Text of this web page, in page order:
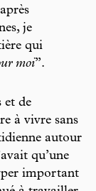
je
qui
moi”.
et de
à vivre sans
autour
qu’une
important